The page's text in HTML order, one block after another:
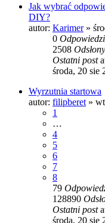
Jak wybrać
DIY?
autor: Karimer»
0 Odpowiedzi
2508 Odsłony
Ostatni post
środa, 20 sie
Wyrzutnia startowa
autor: filipberet »
1
…
4
5
6
7
8
79
128890
Ostatni post
środa, 20 sie